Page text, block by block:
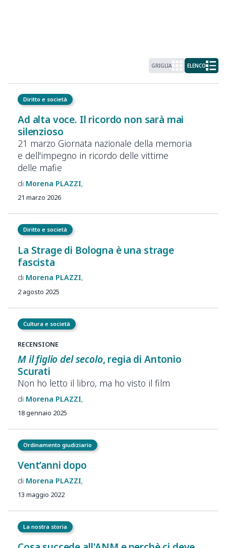
GRIGLIA ELENCO
Diritto e società
Ad alta voce. Il ricordo non sarà mai
silenzioso
21 marzo Giornata nazionale della memoria
e dell'impegno in ricordo delle vittime
delle mafie
Morena PLAZZI
21 marzo 2026
Diritto e società
La Strage di Bologna è una strage
fascista
Morena PLAZZI
2 agosto 2025
Cultura e società
RECENSIONE
M il figlio del secolo, regia di Antonio
Scurati
Non ho letto il libro, ma ho visto il film
Morena PLAZZI
18 gennaio 2025
Ordinamento giudiziario
Vent’anni dopo
Morena PLAZZI
13 maggio 2022
La nostra storia